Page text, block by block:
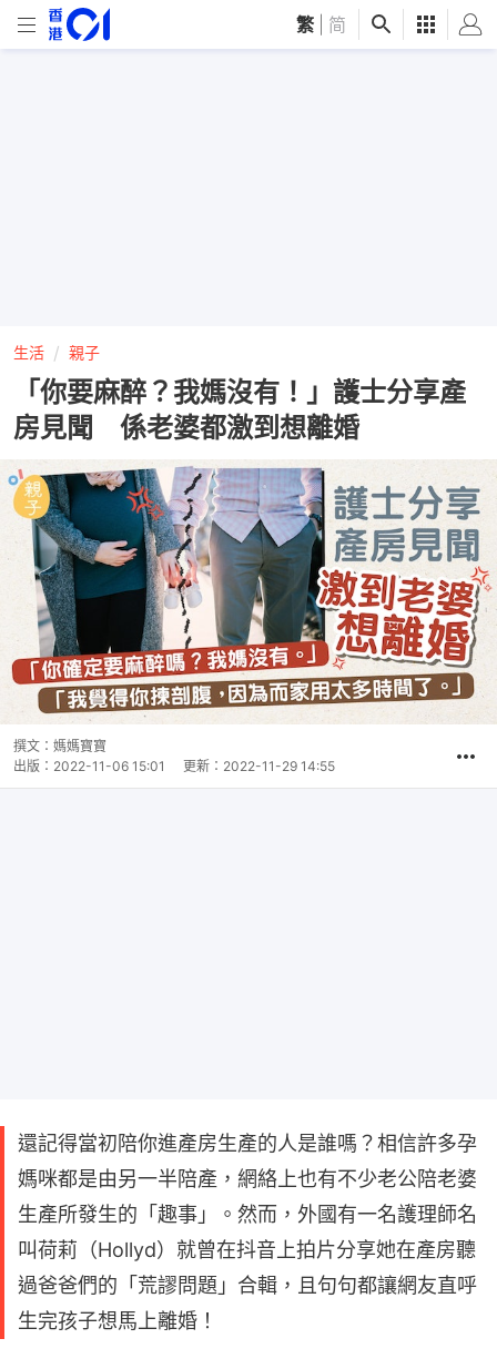
繁 简
生活 親子
「你要麻醉？我媽沒有！」護士分享產
房見聞 係老婆都激到想離婚
撰文： 媽媽寶寶
出版： 2022-11-06 15:01 更新： 2022-11-29 14:55
還記得當初陪你進產房生產的人是誰嗎？相信許多孕
媽咪都是由另一半陪產，網絡上也有不少老公陪老婆
生產所發生的「趣事」。然而，外國有一名護理師名
叫荷莉（Hollyd）就曾在抖音上拍片分享她在產房聽
過爸爸們的「荒謬問題」合輯，且句句都讓網友直呼
生完孩子想馬上離婚！